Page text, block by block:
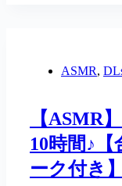
ASMR,
【ASMR
10時間♪【
ーク付き】